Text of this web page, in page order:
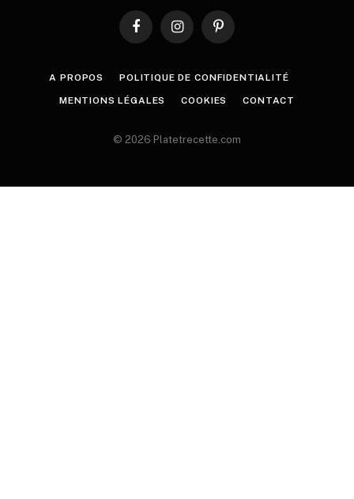
FacebookInstagramPinterest
A PROPOS POLITIQUE DE CONFIDENTIALITÉ
MENTIONS LÉGALES COOKIES CONTACT
© 2026 Platetrecette.com